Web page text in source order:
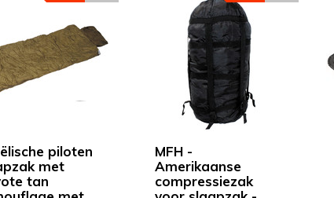
piloten
met
tan
MFH -
Amerikaanse
compressiezak